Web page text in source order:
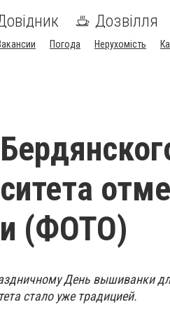
Дозвілля
Погода Нерухомість
(ФОТО)
День вышиванки
стало уже традицией.